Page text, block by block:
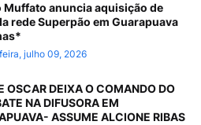
Muffato anuncia aquisição de
rede Superpão em Guarapuava
julho 09, 2026
OSCAR DEIXA O COMANDO DO
NA DIFUSORA EM
ASSUME ALCIONE RIBAS